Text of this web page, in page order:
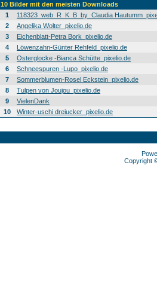
10 Bilder mit den meisten Downloads
1
118323_web_R_K_B_by_Claudia
2
Angelika Wolter_pixelio.de
3
Eichenblatt-Petra Bork_pixelio.de
4
Löwenzahn-Günter Rehfeld_pixelio.de
5
Osterglocke -Bianca Schütte_pixelio.de
6
Schneespuren -Lupo_pixelio.de
7
Sommerblumen-Rosel Eckstein_pixelio.de
8
Tulpen von Joujou_pixelio.de
9
VielenDank
10
Winter-uschi dreiucker_pixelio.de
Copyright